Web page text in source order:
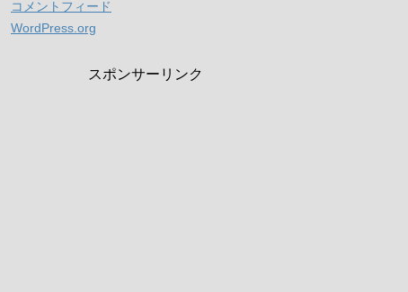
コメントフィード
WordPress.org
スポンサーリンク